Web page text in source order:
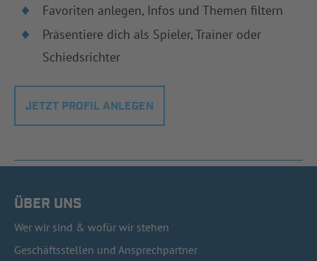
Favoriten anlegen, Infos und Themen filtern
Präsentiere dich als Spieler, Trainer oder
Schiedsrichter
JETZT PROFIL ANLEGEN
ÜBER UNS
Wer wir sind & wofür wir stehen
Geschäftsstellen und Ansprechpartner